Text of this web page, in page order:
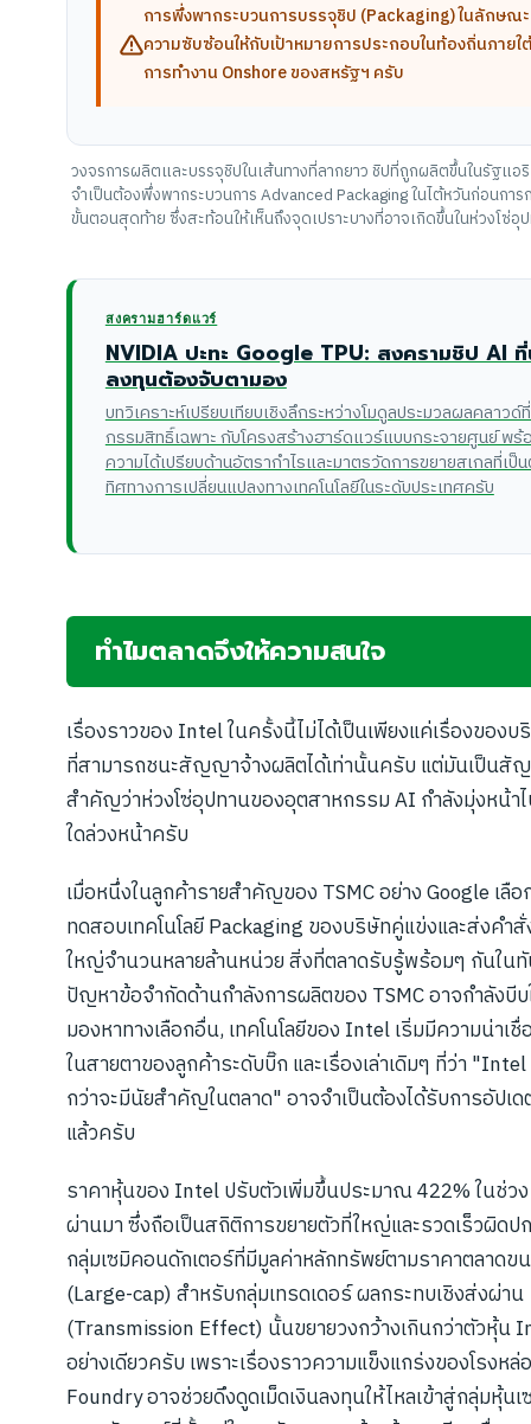
การพึ่งพากระบวนการบรรจุชิป (Packaging) ในลักษณ
ความซับซ้อนให้กับเป้าหมายการประกอบในท้องถิ่นภาย
การทำงาน Onshore ของสหรัฐฯ ครับ
วงจรการผลิตและบรรจุชิปในเส้นทางที่ลากยาว ชิปที่ถูกผลิตขึ้นในรัฐแอ
จำเป็นต้องพึ่งพากระบวนการ Advanced Packaging ในไต้หวันก่อนการ
ขั้นตอนสุดท้าย ซึ่งสะท้อนให้เห็นถึงจุดเปราะบางที่อาจเกิดขึ้นในห่วงโซ่อุ
สงครามฮาร์ดแวร์
NVIDIA ปะทะ Google TPU: สงครามชิป AI
ลงทุนต้องจับตามอง
บทวิเคราะห์เปรียบเทียบเชิงลึกระหว่างโมดูลประมวลผลคลาวด์
กรรมสิทธิ์เฉพาะ กับโครงสร้างฮาร์ดแวร์แบบกระจายศูนย์ พร้
ความได้เปรียบด้านอัตรากำไรและมาตรวัดการขยายสเกลที่เป็
ทิศทางการเปลี่ยนแปลงทางเทคโนโลยีในระดับประเทศครับ
ทำไมตลาดจึงให้ความสนใจ
เรื่องราวของ Intel ในครั้งนี้ไม่ได้เป็นเพียงแค่เรื่องของ
ที่สามารถชนะสัญญาจ้างผลิตได้เท่านั้นครับ แต่มันเป็น
สำคัญว่าห่วงโซ่อุปทานของอุตสาหกรรม AI กำลังมุ่งหน้า
ใดล่วงหน้าครับ
เมื่อหนึ่งในลูกค้ารายสำคัญของ TSMC อย่าง Google เลือ
ทดสอบเทคโนโลยี Packaging ของบริษัทคู่แข่งและส่งคำ
ใหญ่จำนวนหลายล้านหน่วย สิ่งที่ตลาดรับรู้พร้อมๆ กันใน
ปัญหาข้อจำกัดด้านกำลังการผลิตของ TSMC อาจกำลังบี
มองหาทางเลือกอื่น, เทคโนโลยีของ Intel เริ่มมีความน่าเ
ในสายตาของลูกค้าระดับบิ๊ก และเรื่องเล่าเดิมๆ ที่ว่า
กว่าจะมีนัยสำคัญในตลาด" อาจจำเป็นต้องได้รับการอัปเ
แล้วครับ
ราคาหุ้นของ Intel ปรับตัวเพิ่มขึ้นประมาณ 422% ในช่ว
ผ่านมา ซึ่งถือเป็นสถิติการขยายตัวที่ใหญ่และรวดเร็วผิด
กลุ่มเซมิคอนดักเตอร์ที่มีมูลค่าหลักทรัพย์ตามราคาตลาดข
(Large-cap) สำหรับกลุ่มเทรดเดอร์ ผลกระทบเชิงส่งผ่าน
(Transmission Effect) นั้นขยายวงกว้างเกินกว่าตัวหุ้น
อย่างเดียวครับ เพราะเรื่องราวความแข็งแกร่งของโรงห
Foundry อาจช่วยดึงดูดเม็ดเงินลงทุนให้ไหลเข้าสู่กลุ่มหุ้นเ